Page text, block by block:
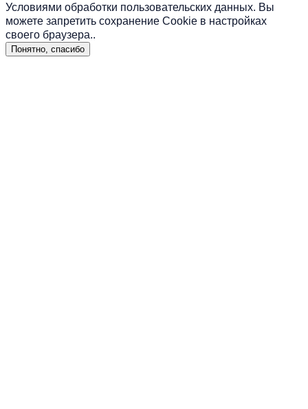
Условиями обработки пользовательских данных. Вы
можете запретить сохранение Cookie в настройках
своего браузера..
Понятно, спасибо